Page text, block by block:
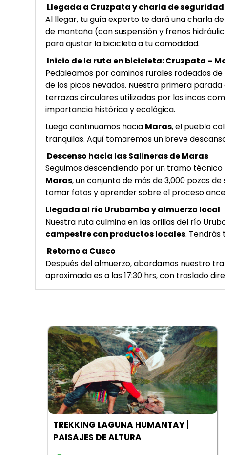
Llegada a Cruzpata y charla de seguridad
Al llegar, tu guía experto te dará una charla
de montaña (con suspensión y frenos
para ajustar la bicicleta a tu comodidad.
Inicio de la ruta en bicicleta: Cruzpata –
Pedaleamos por caminos rurales rodeados
de los picos nevados. Nuestra primera parada
terrazas circulares utilizadas por los incas
importancia histórica y ecológica.
Luego continuamos hacia Maras, el pueblo
tranquilas. Aquí tomaremos un breve
Descenso hacia las Salineras de Maras
Seguimos descendiendo por un tramo
Maras, un conjunto de más de 3,000 pozas
tomar fotos y aprender sobre el proceso
Llegada al río Urubamba y almuerzo local
Nuestra ruta culmina en las orillas del río
campestre con productos locales.
Retorno a Cusco
Después del almuerzo, abordamos nuestro
aproximada es a las 17:30 hrs, con traslado
TREKKING LAGUNA HUMANTAY |
PAISAJES DE ALTURA